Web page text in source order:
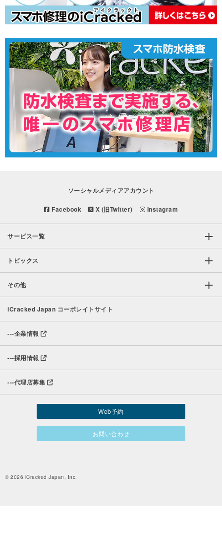
ソーシャルメディアアカウント
Facebook X (旧Twitter) Instagram
サービス一覧
トピックス
その他
iCracked Japan コーポレイトサイト
---企業情報
---採用情報
---代理店募集
Web予約
お問い合わせ
© 2026 iCracked Japan, Inc.